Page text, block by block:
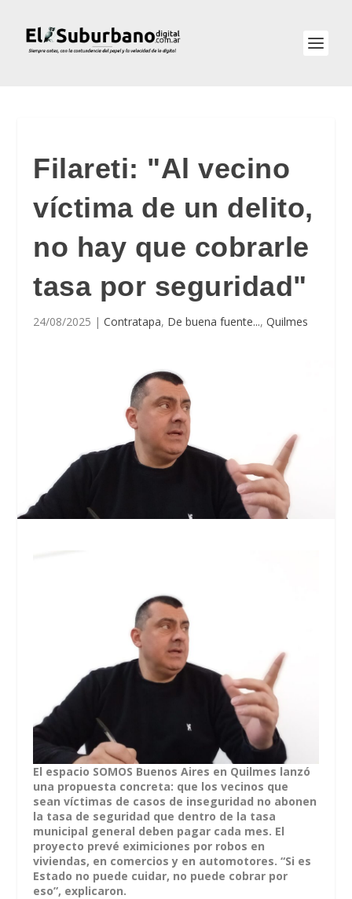
Filareti: "Al vecino
víctima de un delito,
no hay que cobrarle
tasa por seguridad"
24/08/2025 |Contratapa, De buena fuente...,Quilmes
El espacio SOMOS Buenos Aires en Quilmes lanzó
una propuesta concreta: que los vecinos que
sean víctimas de casos de inseguridad no abonen
la tasa de seguridad que dentro de la tasa
municipal general deben pagar cada mes. El
proyecto prevé eximiciones por robos en
viviendas, en comercios y en automotores. “Si es
Estado no puede cuidar, no puede cobrar por
eso”, explicaron.